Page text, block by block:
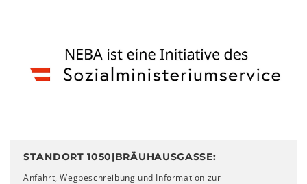
STANDORT 1050|BRÄUHAUSGASSE:
Anfahrt, Wegbeschreibung und Information zur